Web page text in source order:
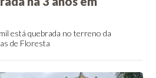
está quebrada no terreno da
de Floresta